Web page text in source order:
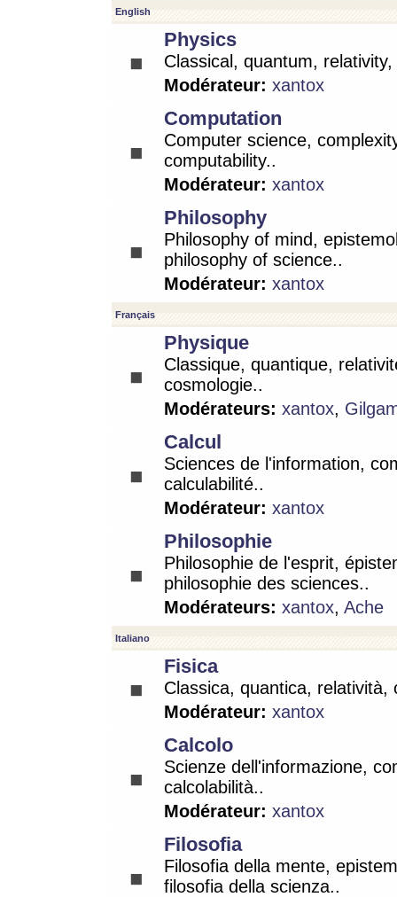
English
Physics
Classical, quantum,
Modérateur: xantox
Computation
Computer science,
computability..
Modérateur: xantox
Philosophy
Philosophy of mind,
philosophy of science..
Modérateur: xantox
Français
Physique
Classique, quantique,
cosmologie..
Modérateurs: xantox,
Calcul
Sciences de l'information,
calculabilité..
Modérateur: xantox
Philosophie
Philosophie de l'esprit,
philosophie des sciences..
Modérateurs: xantox, Ache
Italiano
Fisica
Classica, quantica, relatività,
Modérateur: xantox
Calcolo
Scienze dell'informazione,
calcolabilità..
Modérateur: xantox
Filosofia
Filosofia della mente,
filosofia della scienza..